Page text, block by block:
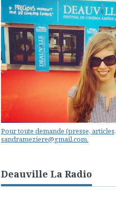
Pour toute demande (presse,
sandrameziere@gmail.com.
Deauville La Radio